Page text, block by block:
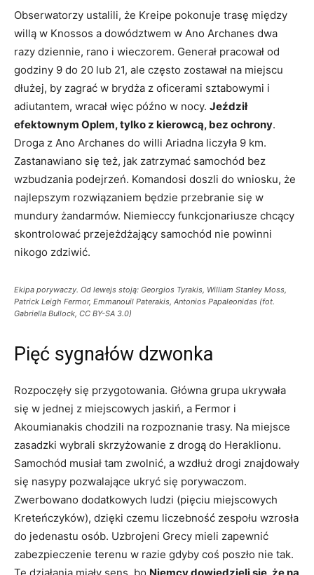
Obserwatorzy ustalili, że Kreipe pokonuje trasę między
willą w Knossos a dowództwem w Ano Archanes dwa
razy dziennie, rano i wieczorem. Generał pracował od
godziny 9 do 20 lub 21, ale często zostawał na miejscu
dłużej, by zagrać w brydża z oficerami sztabowymi i
adiutantem, wracał więc późno w nocy. Jeździł
efektownym Oplem, tylko z kierowcą, bez ochrony.
Droga z Ano Archanes do willi Ariadna liczyła 9 km.
Zastanawiano się też, jak zatrzymać samochód bez
wzbudzania podejrzeń. Komandosi doszli do wniosku, że
najlepszym rozwiązaniem będzie przebranie się w
mundury żandarmów. Niemieccy funkcjonariusze chcący
skontrolować przejeżdżający samochód nie powinni
nikogo zdziwić.
Ekipa porywaczy. Od lewejs stoją: Georgios Tyrakis, William Stanley Moss,
Patrick Leigh Fermor, Emmanouil Paterakis, Antonios Papaleonidas (fot.
Gabriella Bullock, CC BY-SA 3.0)
Pięć sygnałów dzwonka
Rozpoczęły się przygotowania. Główna grupa ukrywała
się w jednej z miejscowych jaskiń, a Fermor i
Akoumianakis chodzili na rozpoznanie trasy. Na miejsce
zasadzki wybrali skrzyżowanie z drogą do Heraklionu.
Samochód musiał tam zwolnić, a wzdłuż drogi znajdowały
się nasypy pozwalające ukryć się porywaczom.
Zwerbowano dodatkowych ludzi (pięciu miejscowych
Kreteńczyków), dzięki czemu liczebność zespołu wzrosła
do jedenastu osób. Uzbrojeni Grecy mieli zapewnić
zabezpieczenie terenu w razie gdyby coś poszło nie tak.